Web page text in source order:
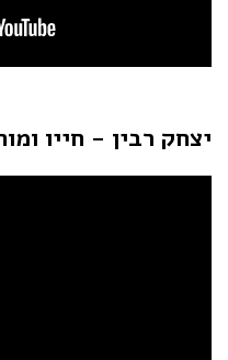
יצחק רבין - חייו ומותו